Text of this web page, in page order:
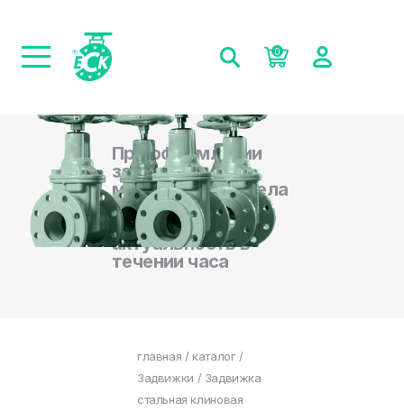
0
При оформлении
заказа на сайте,
менеджеры отдела
продаж
подтверждают
актуальность в
течении часа
главная / каталог/
Задвижки / Задвижка
стальная клиновая